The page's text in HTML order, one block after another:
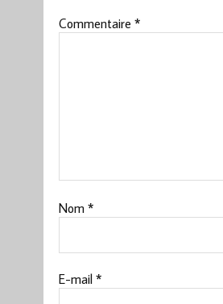
Commentaire *
Nom *
E-mail *